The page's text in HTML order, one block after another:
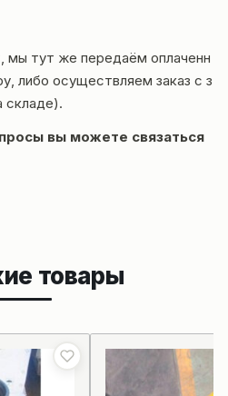
мы тут же передаём оплаченн
либо осуществляем заказ с з
складе).
вы можете связаться
товары